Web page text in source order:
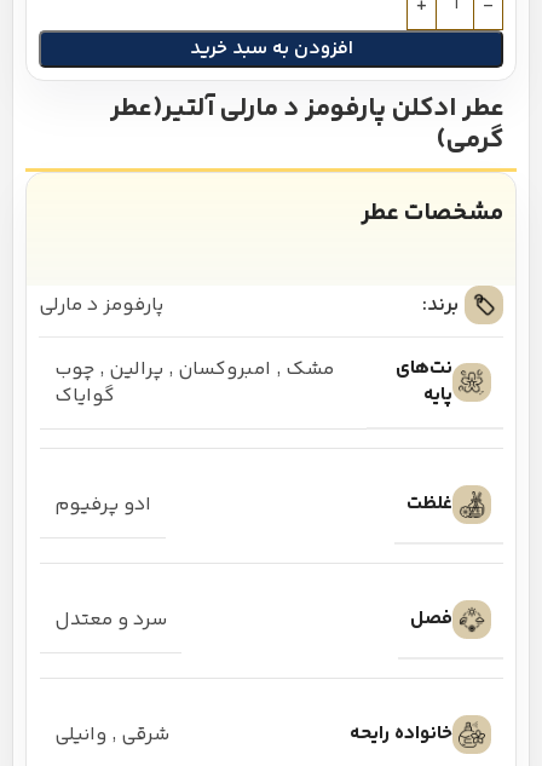
افزودن به سبد خرید
عطر ادکلن پارفومز د مارلی آلتیر(عطر
گرمی)
مشخصات عطر
برند: پارفومز د مارلی
نت‌های
پایه
مشک , امبروکسان , پرالین , چوب
گوایاک
غلظت ادو پرفیوم
فصل سرد و معتدل
خانواده رایحه شرقی , وانیلی